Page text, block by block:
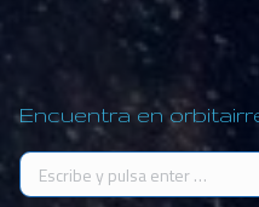
Encuentra en
Buscar: